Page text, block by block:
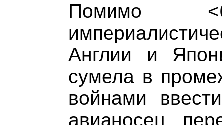
Помимо
Англии и
сумела в
войнами
авианосец,